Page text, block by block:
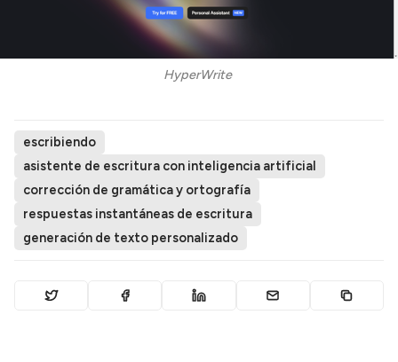
HyperWrite
escribiendo
asistente de escritura con inteligencia artificial
corrección de gramática y ortografía
respuestas instantáneas de escritura
generación de texto personalizado